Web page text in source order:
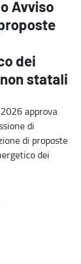
Avviso
dei
statali
approva
di
di proposte
dei